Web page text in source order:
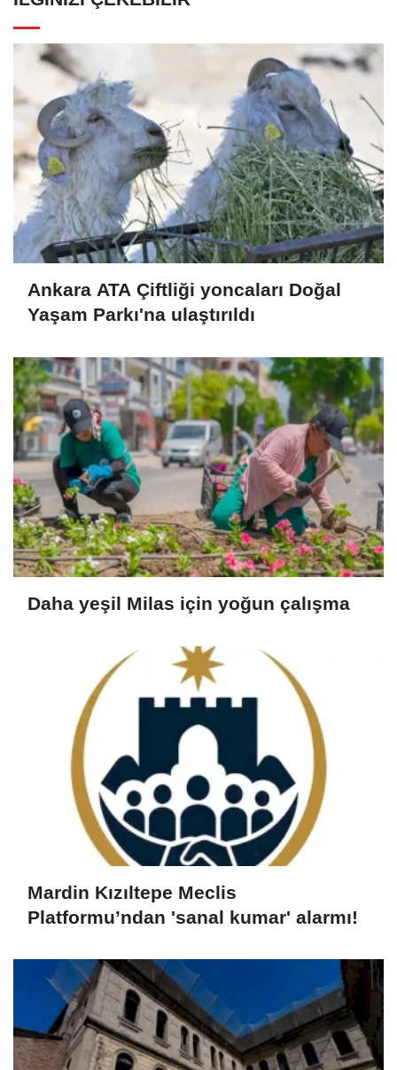
Ankara ATA Çiftliği yoncaları Doğal
Yaşam Parkı'na ulaştırıldı
Daha yeşil Milas için yoğun çalışma
Mardin Kızıltepe Meclis
Platformu’ndan 'sanal kumar' alarmı!